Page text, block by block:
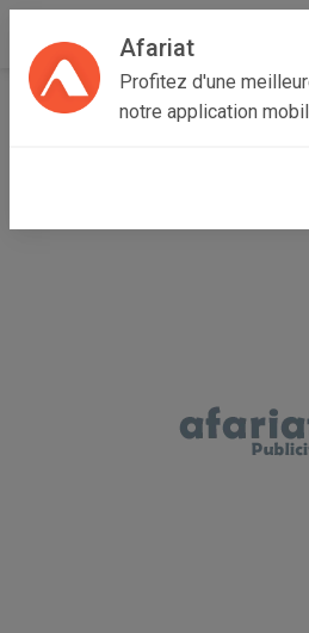
Afariat
Profitez d'une
notre application
Accueil Multimedia Grand